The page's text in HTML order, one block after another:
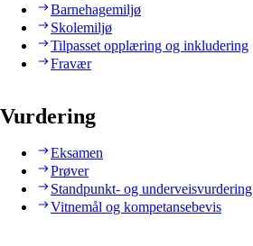
Barnehagemiljø
Skolemiljø
Tilpasset opplæring og inkludering
Fravær
Vurdering
Eksamen
Prøver
Standpunkt- og underveisvurdering
Vitnemål og kompetansebevis